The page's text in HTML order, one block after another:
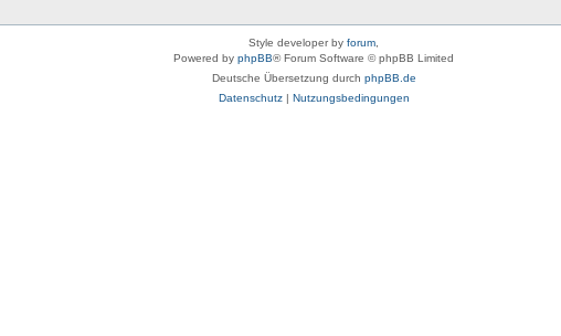
Style developer by forum
Powered by phpBB® Forum Software © phpBB Limited
Deutsche Übersetzung durch phpBB.de
Datenschutz| Nutzungsbedingungen